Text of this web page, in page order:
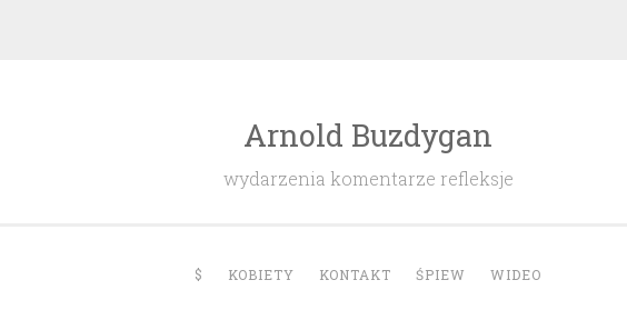
Arnold Buzdygan
wydarzenia komentarze refleksje
$ KOBIETY KONTAKT ŚPIEW WIDEO